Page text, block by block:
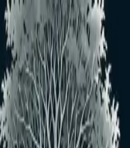
メインコンテンツへスキップ
ホーム
おうきさんのプロフィール
お
フォローする ミュート
ブロック
おうき